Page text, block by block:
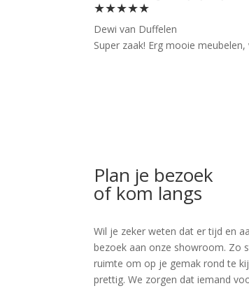
★★★★★
Dewi van Duffelen
Super zaak! Erg mooie
Plan je bezoek
of kom langs
Wil je zeker weten dat er tijd en
bezoek aan onze showroom. Zo
ruimte om op je gemak rond te
prettig. We zorgen dat iemand